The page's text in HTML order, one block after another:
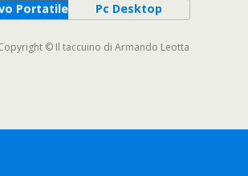
Portatile Pc Desktop
© Il taccuino di Armando Leotta